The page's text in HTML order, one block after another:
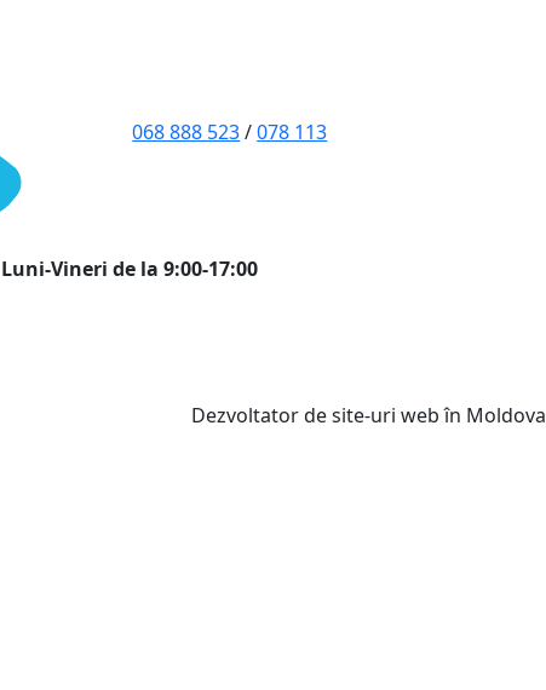
068 888 523/078 113
Luni-Vineri de la 9:00-17:00
Dezvoltator de site-uri web în Moldova